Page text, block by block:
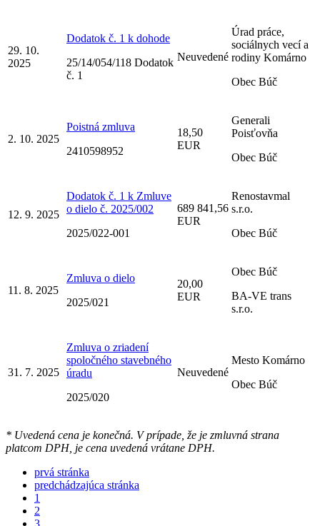
29. 10.
2025
Dodatok č. 1 k dohode
25/14/054/118 Dodatok
č. 1
Neuvedené
Úrad práce,
sociálnych vecí a
rodiny Komárno
Obec Búč
2. 10. 2025
Poistná zmluva
2410598952
18,50
EUR
Generali
Poisťovňa
Obec Búč
12. 9. 2025
Dodatok č. 1 k Zmluve
o dielo č. 2025/002
2025/022-001
689 841,56
EUR
Renostavmal
s.r.o.
Obec Búč
11. 8. 2025
Zmluva o dielo
2025/021
20,00
EUR
Obec Búč
BA-VE trans
s.r.o.
31. 7. 2025
Zmluva o zriadení
spoločného stavebného
úradu
2025/020
Neuvedené
Mesto Komárno
Obec Búč
* Uvedená cena je konečná. V prípade, že je zmluvná strana
platcom DPH, je cena uvedená vrátane DPH.
prvá stránka
predchádzajúca stránka
1
2
3